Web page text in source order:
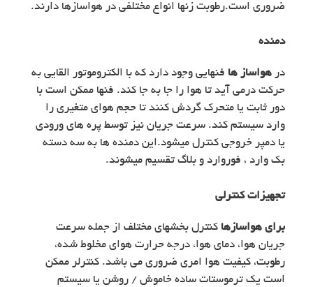
ضروری است.رطوبت زن­ها انواع مختلفی در هواسازها دارند.
دمنده
در هواساز ها فن­هایی وجود دارد که با الکتروموتور القایی به
حرکت درمی آید تا هوا را جا به جا کند. فن­ها ممکن است با
دور ثابت یا متحرک گردش کنند تا حجم هوای متغیری را
وارد سیستم کند. سرعت جریان نیز توسط پره ­های ورودی
یا دمپر خروجی کنترل می­شود.این دمنده­ ها به سه دسته
بک­ وارد ، فوروارد و بلاگ تقسیم می­شوند.
تجهیزات کنترلی
برای هواسازها کنترل بخشهای مختلف از جمله سرعت
جریان هوا، دمای هوا، درجه حرارت هوای مخلوط شده،
رطوبت، کیفیت هوا امری ضروری می باشد. کنترلر ممکن
است یک ترموستات ساده خاموش / روشن یا سیستم